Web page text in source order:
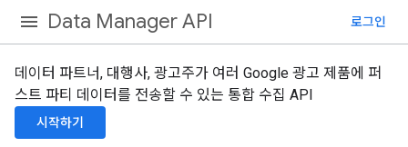
Data Manager API 로그인
데이터 파트너, 대행사, 광고주가 여러 Google 광고 제품에 퍼
스트 파티 데이터를 전송할 수 있는 통합 수집 API
시작하기